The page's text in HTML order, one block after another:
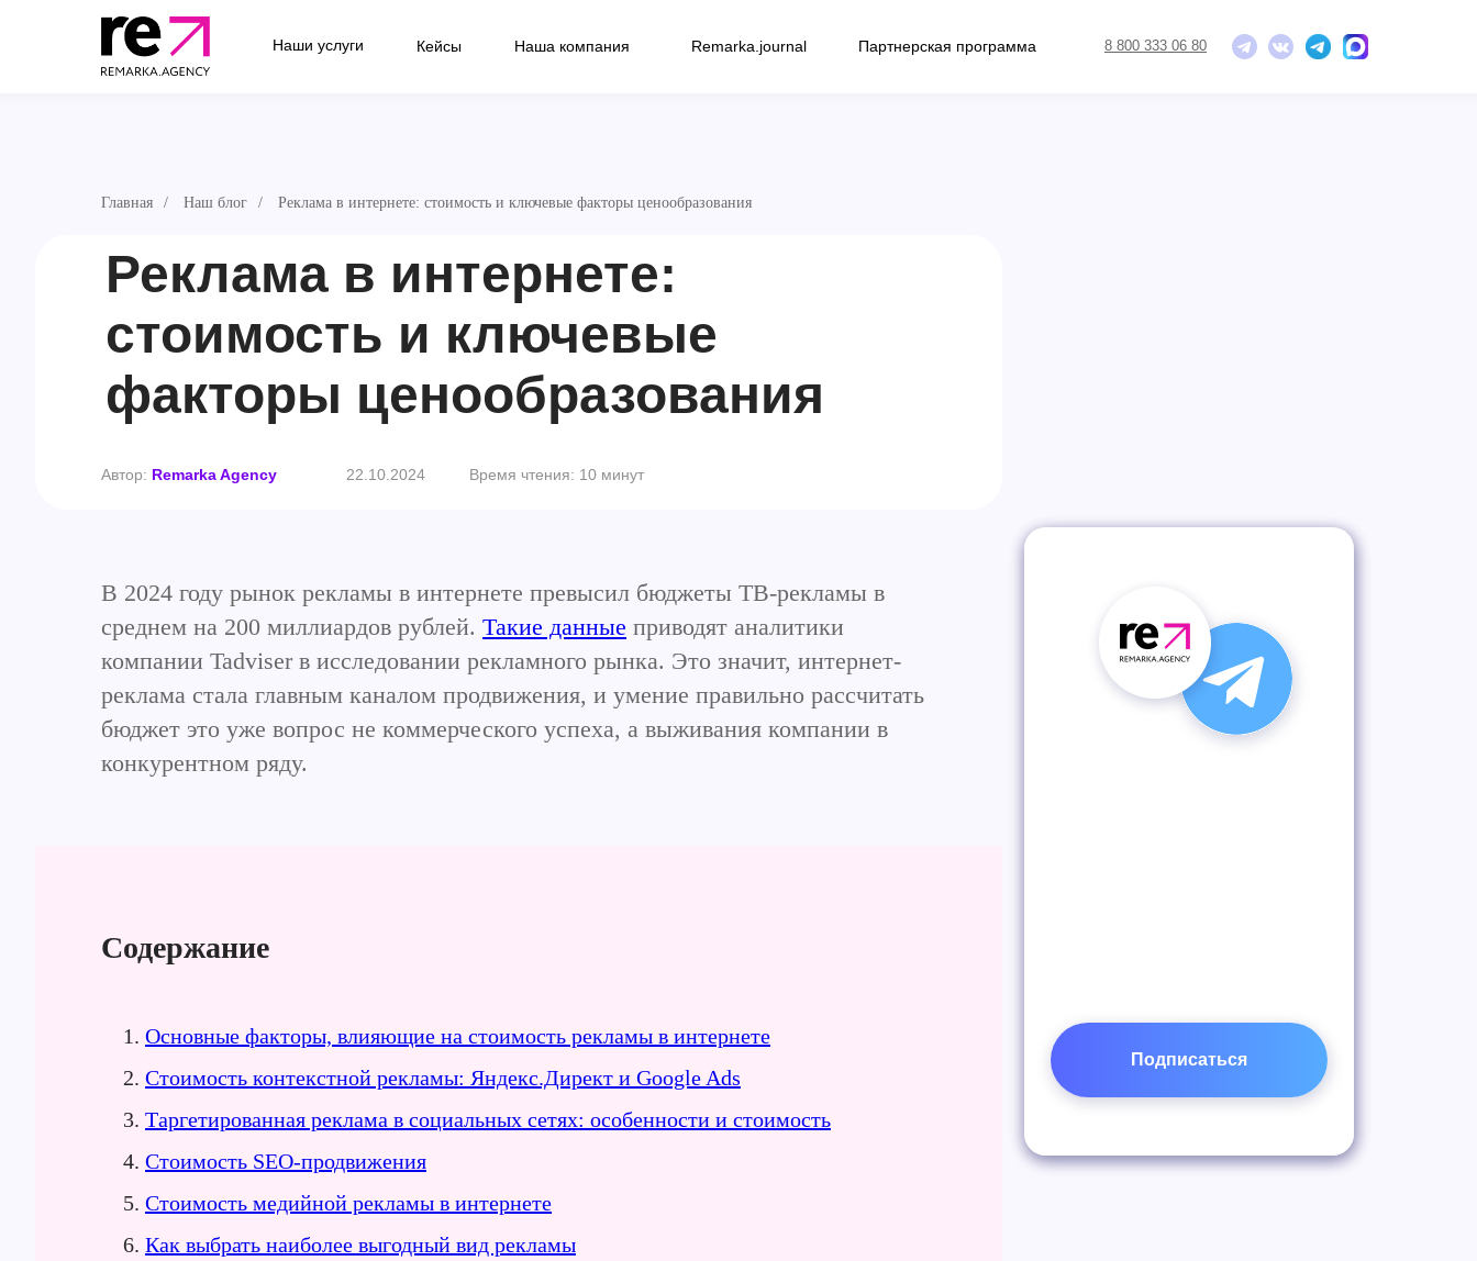
Наши услуги Кейсы Наша компания Remarka.journal 8 800 333 06 80
Партнерская программа
Подписаться
Главная / Наш блог / Реклама в интернете: стоимость и ключевые факторы ценообразования
Реклама в интернете:
стоимость и ключевые
факторы ценообразования
Автор: Remarka Agency 22.10.2024 Время чтения: 10 минут
В 2024 году рынок рекламы в интернете превысил бюджеты ТВ-рек­ла­мы в
среднем на 200 миллиардов рублей. Такие данные приводят аналитики
компании Tadviser в исследовании рекламного рынка. Это значит, интернет-
реклама стала главным каналом продвижения, и умение правильно рассчитать
бюджет это уже вопрос не коммерческого успеха, а выживания компании в
конкурентном ряду.
Содержание
Основные факторы, влияющие на стоимость рекламы в интернете
Стоимость контекстной рекламы: Яндекс.Директ и Google Ads
Таргетированная реклама в социальных сетях: особенности и стоимость
Стоимость SEO-продвижения
Стоимость медийной рекламы в интернете
Как выбрать наиболее выгодный вид рекламы